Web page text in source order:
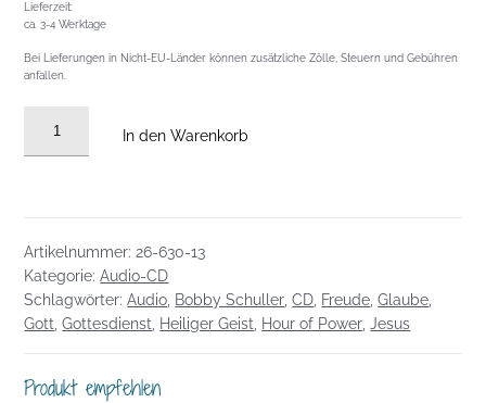
Lieferzeit:
ca. 3-4 Werktage
Bei Lieferungen in Nicht-EU-Länder können zusätzliche Zölle, Steuern und Gebühren
anfallen.
Macht
deiner
Worte
Menge
In den Warenkorb
Artikelnummer: 26-630-13
Kategorie:Audio-CD
Schlagwörter:Audio Bobby Schuller ,CD Freude ,Glaube
Gott ,Gottesdienst Heiliger Geist Hour of Power ,Jesus
Produkt empfehlen